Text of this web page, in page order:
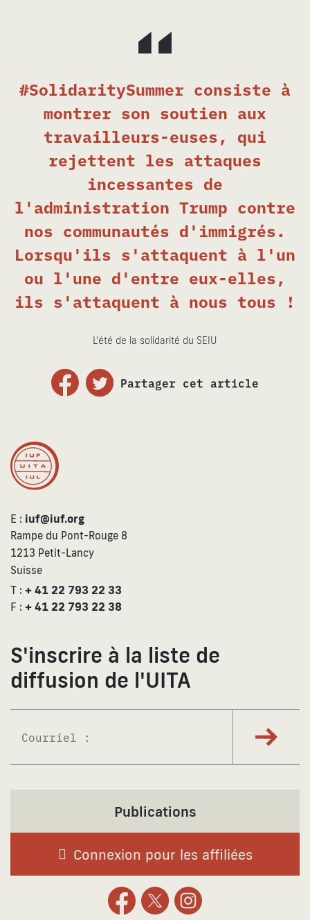
#SolidaritySummer consiste à
montrer son soutien aux
travailleurs-euses, qui
rejettent les attaques
incessantes de
l'administration Trump contre
nos communautés d'immigrés.
Lorsqu'ils s'attaquent à l'un
ou l'une d'entre eux-elles,
ils s'attaquent à nous tous !
L'été de la solidarité du SEIU
Partager cet article
E : iuf@iuf.org
Rampe du Pont-Rouge 8
1213 Petit-Lancy
Suisse
T : + 41 22 793 22 33
F : + 41 22 793 22 38
S'inscrire à la liste de
diffusion de l'UITA
Publications
Connexion pour les affiliées